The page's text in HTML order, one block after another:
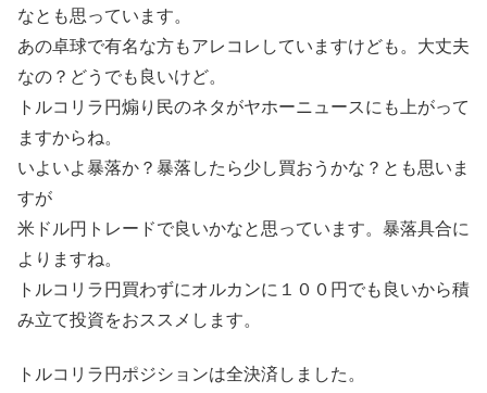
なとも思っています。
あの卓球で有名な方もアレコレしていますけども。大丈夫
なの？どうでも良いけど。
トルコリラ円煽り民のネタがヤホーニュースにも上がって
ますからね。
いよいよ暴落か？暴落したら少し買おうかな？とも思いま
すが
米ドル円トレードで良いかなと思っています。暴落具合に
よりますね。
トルコリラ円買わずにオルカンに１００円でも良いから積
み立て投資をおススメします。
トルコリラ円ポジションは全決済しました。